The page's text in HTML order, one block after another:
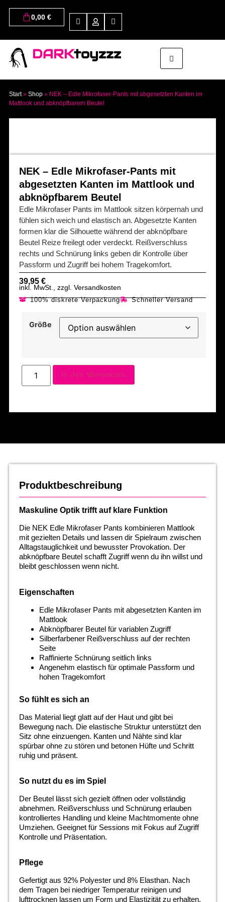
0,00 €
DARKtoyzzz
Start» Shop» NEK – Edle Mikrofaser-Pants mit abgesetzten Kanten im
Mattlook und abknöpfbarem Beutel
NEK – Edle Mikrofaser-Pants mit
abgesetzten Kanten im Mattlook und
abknöpfbarem Beutel
Edle Mikrofaser Pants im Mattlook sitzen körpernah und
fühlen sich weich und elastisch an. Abgesetzte Kanten
formen klar die Silhouette während der abknöpfbare
Beutel Reize freilegt oder verdeckt. Reißverschluss
rechts und Schnürung links geben dir Kontrolle über
Passform und Zugriff bei hohem Tragekomfort.
39,95 €
inkl. MwSt., zzgl. Versandkosten
100% diskrete Verpackung Schneller Versand
Größe
In den Warenkorb
Produktbeschreibung
Maskuline Optik trifft auf klare Funktion
Die NEK Edle Mikrofaser Pants kombinieren Mattlook
mit gezielten Details und lassen dir Spielraum zwischen
Alltagstauglichkeit und bewusster Provokation. Der
abknöpfbare Beutel schafft Zugriff wenn du ihn willst und
bleibt geschlossen wenn nicht.
Eigenschaften
Edle Mikrofaser Pants mit abgesetzten Kanten im
Mattlook
Abknöpfbarer Beutel für variablen Zugriff
Silberfarbener Reißverschluss auf der rechten
Seite
Raffinierte Schnürung seitlich links
Angenehm elastisch für optimale Passform und
hohen Tragekomfort
So fühlt es sich an
Das Material liegt glatt auf der Haut und gibt bei
Bewegung nach. Die elastische Struktur unterstützt den
Sitz ohne einzuengen. Kanten und Nähte sind klar
spürbar ohne zu stören und betonen Hüfte und Schritt
ruhig und präsent.
So nutzt du es im Spiel
Der Beutel lässt sich gezielt öffnen oder vollständig
abnehmen. Reißverschluss und Schnürung erlauben
kontrolliertes Handling und kleine Machtmomente ohne
Umziehen. Geeignet für Sessions mit Fokus auf Zugriff
Kontrolle und Präsentation.
Pflege
Gefertigt aus 92% Polyester und 8% Elasthan. Nach
dem Tragen bei niedriger Temperatur reinigen und
lufttrocknen lassen um Form und Elastizität zu erhalten.